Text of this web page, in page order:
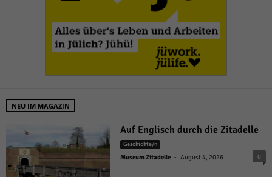
NEU IM MAGAZIN
Auf Englisch durch die Zitadelle
Geschichte/n
Museum Zitadelle - August 4, 2026 0